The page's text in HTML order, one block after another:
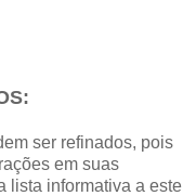
ser refinados, pois
em suas
lista informativa a este